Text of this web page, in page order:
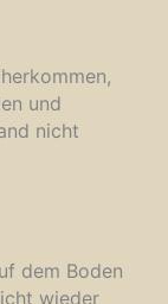
und
nicht
dem Boden
wieder